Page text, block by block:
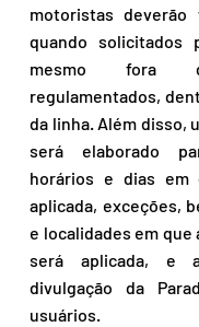
motoristas deverão
quando solicitados
mesmo fora
regulamentados,
da linha. Além disso,
será elaborado
horários e dias
aplicada, exceções,
e localidades em que
será aplicada, e
divulgação da
usuários.